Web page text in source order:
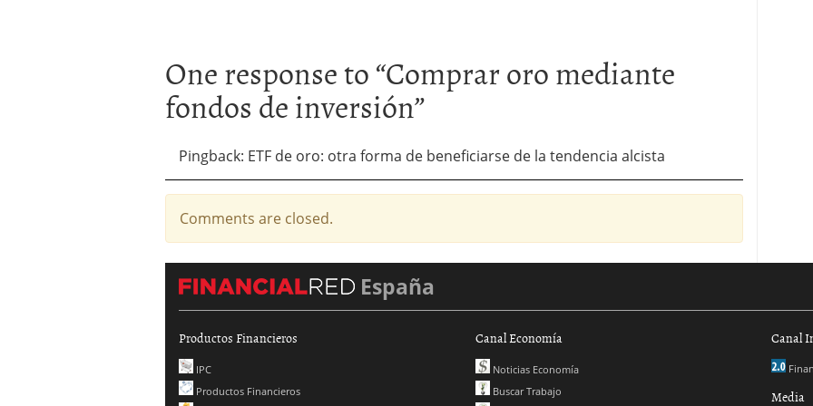
One response to “Comprar oro mediante
fondos de inversión”
Pingback: ETF de oro: otra forma de beneficiarse de la tendencia alcista
Comments are closed.
España
Productos Financieros
IPC
Productos Financieros
Canal Economía
Noticias Economía
Buscar Trabajo
Canal
Media